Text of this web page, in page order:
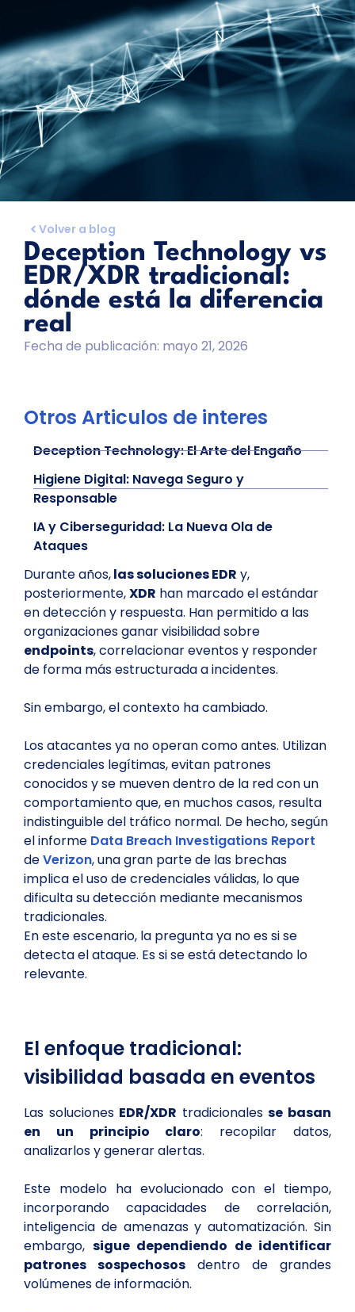
Volver a blog
Deception Technology vs
EDR/XDR tradicional:
dónde está la diferencia
real
Fecha de publicación: mayo 21, 2026
Otros Articulos de interes
Deception Technology: El Arte del Engaño
Higiene Digital: Navega Seguro y
Responsable
IA y Ciberseguridad: La Nueva Ola de
Ataques
Durante años,las soluciones EDR y,
posteriormente,XDR han marcado el estándar
en detección y respuesta. Han permitido a las
organizaciones ganar visibilidad sobre
endpoints, correlacionar eventos y responder
de forma más estructurada a incidentes.
Sin embargo, el contexto ha cambiado.
Los atacantes ya no operan como antes. Utilizan
credenciales legítimas, evitan patrones
conocidos y se mueven dentro de la red con un
comportamiento que, en muchos casos, resulta
indistinguible del tráfico normal. De hecho, según
el informe Data Breach Investigations Report
deVerizon, una gran parte de las brechas
implica el uso de credenciales válidas, lo que
dificulta su detección mediante mecanismos
tradicionales.
En este escenario, la pregunta ya no es si se
detecta el ataque. Es si se está detectando lo
relevante.
El enfoque tradicional:
visibilidad basada en eventos
Las soluciones EDR/XDR tradicionalesse basan
en un principio claro: recopilar datos,
analizarlos y generar alertas.
Este modelo ha evolucionado con el tiempo,
incorporando capacidades de correlación,
inteligencia de amenazas y automatización. Sin
embargo, sigue dependiendo de identificar
patrones sospechosos dentro de grandes
volúmenes de información.